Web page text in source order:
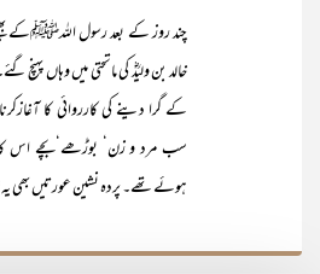
چند روز کے بعد رسول اللہﷺکے
خالد بن ولیدؓ کی ماتحتی میں وہاں
کے گرا دینے کی کارروائی کا
سب مرد و زن‘ بوڑھے‘بچے اس
ہوئے تھے۔ پردہ نشین عورتیں بھی یہ